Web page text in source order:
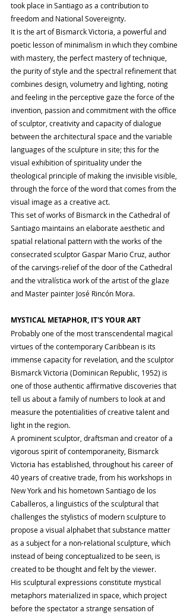
took place in Santiago as a contribution to
freedom and National Sovereignty.
It is the art of Bismarck Victoria, a powerful and
poetic lesson of minimalism in which they combine
with mastery, the perfect mastery of technique,
the purity of style and the spectral refinement that
combines design, volumetry and lighting, noting
and feeling in the perceptive gaze the force of the
invention, passion and commitment with the office
of sculptor, creativity and capacity of dialogue
between the architectural space and the variable
languages ​​of the sculpture in site; this for the
visual exhibition of spirituality under the
theological principle of making the invisible visible,
through the force of the word that comes from the
visual image as a creative act.
This set of works of Bismarck in the Cathedral of
Santiago maintains an elaborate aesthetic and
spatial relational pattern with the works of the
consecrated sculptor Gaspar Mario Cruz, author
of the carvings-relief of the door of the Cathedral
and the vitralística work of the artist of the glaze
and Master painter José Rincón Mora.
MYSTICAL METAPHOR, IT'S YOUR ART
Probably one of the most transcendental magical
virtues of the contemporary Caribbean is its
immense capacity for revelation, and the sculptor
Bismarck Victoria (Dominican Republic, 1952) is
one of those authentic affirmative discoveries that
tell us about a family of numbers to look at and
measure the potentialities of creative talent and
light in the region.
A prominent sculptor, draftsman and creator of a
vigorous spirit of contemporaneity, Bismarck
Victoria has established, throughout his career of
40 years of creative trade, from his workshops in
New York and his hometown Santiago de los
Caballeros, a linguistics of the sculptural that
challenges the stylistics of modern sculpture to
propose a visual alphabet that substance matter
as a subject for a non-relational sculpture, which
instead of being conceptualized to be seen, is
created to be thought and felt by the viewer.
His sculptural expressions constitute mystical
metaphors materialized in space, which project
before the spectator a strange sensation of